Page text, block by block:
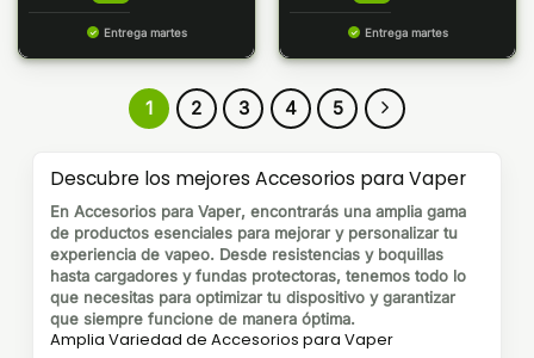
Entrega martes Entrega martes
1 2 3 4 5
Descubre los mejores Accesorios para Vaper
En Accesorios para Vaper, encontrarás una amplia gama
de productos esenciales para mejorar y personalizar tu
experiencia de vapeo. Desde resistencias y boquillas
hasta cargadores y fundas protectoras, tenemos todo lo
que necesitas para optimizar tu dispositivo y garantizar
que siempre funcione de manera óptima.
Amplia Variedad de Accesorios para Vaper